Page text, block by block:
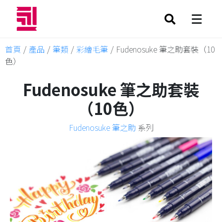
首頁 / 產品 / 筆類 / 彩繪毛筆 / Fudenosuke 筆之助套裝（10
色）
Fudenosuke 筆之助套裝
（10色）
Fudenosuke 筆之助 系列